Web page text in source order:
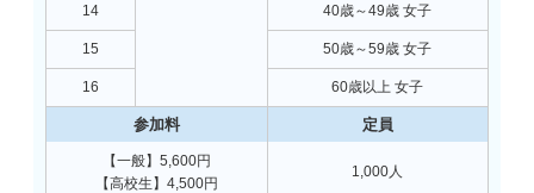
【一般】5,600円
【高校生】4,500円
1,000人
14 40歳～49歳 女子
15 50歳～59歳 女子
16 60歳以上 女子